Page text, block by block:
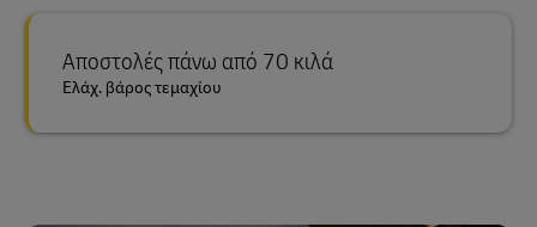
Αποστολές πάνω από 70 κιλά
Ελάχ. βάρος τεμαχίου